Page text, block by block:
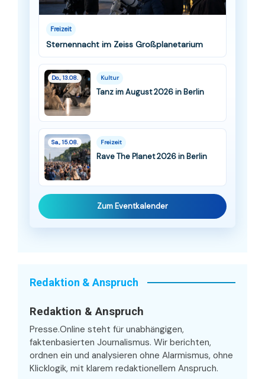
Freizeit
Sternennacht im Zeiss Großplanetarium
Do., 13.08. Kultur
Tanz im August 2026 in Berlin
Sa., 15.08. Freizeit
Rave The Planet 2026 in Berlin
Zum Eventkalender
Redaktion & Anspruch
Redaktion & Anspruch
Presse.Online steht für unabhängigen,
faktenbasierten Journalismus. Wir berichten,
ordnen ein und analysieren ohne Alarmismus, ohne
Klicklogik, mit klarem redaktionellem Anspruch.